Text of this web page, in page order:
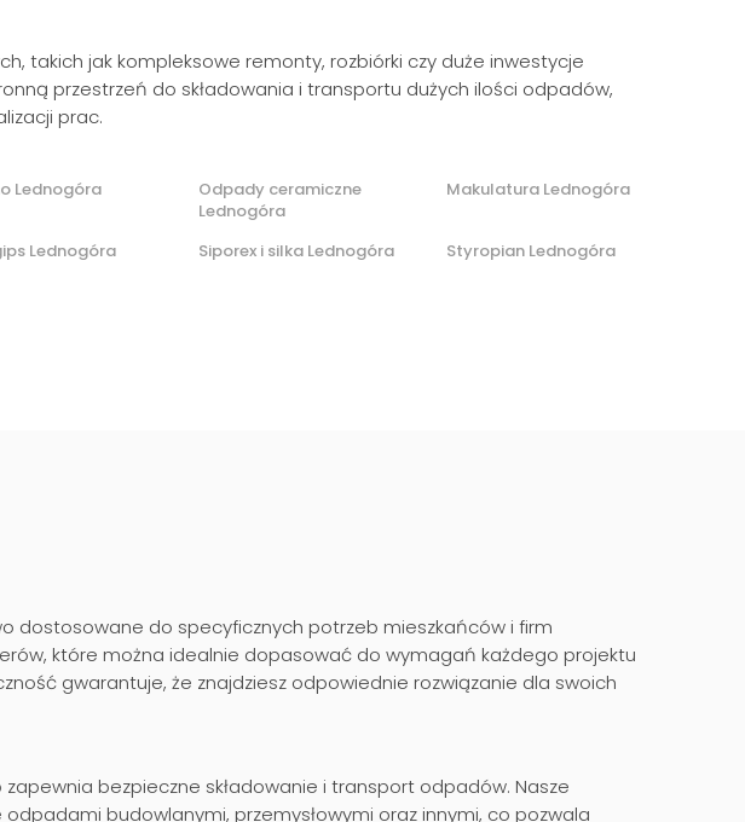
takich jak kompleksowe remonty, rozbiórki czy duże inwestycje
przestrzeń do składowania i transportu dużych ilości odpadów,
prac.
Lednogóra
Odpady ceramiczne
Lednogóra
Makulatura Lednogóra
Lednogóra Siporex i silka Lednogóra Styropian Lednogóra
dostosowane do specyficznych potrzeb mieszkańców i firm
które można idealnie dopasować do wymagań każdego projektu
gwarantuje, że znajdziesz odpowiednie rozwiązanie dla swoich
zapewnia bezpieczne składowanie i transport odpadów. Nasze
budowlanymi, przemysłowymi oraz innymi, co pozwala